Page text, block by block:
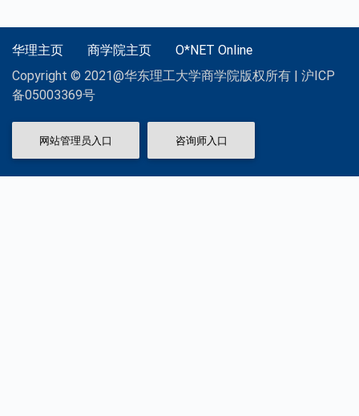
华理主页 商学院主页
O*NET Online
Copyright © 2021@华东理工大学商学院版权所有 | 沪ICP
备05003369号
网站管理员入口 咨询师入口